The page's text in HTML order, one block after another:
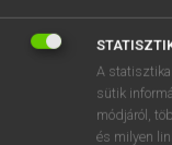
A
sütik
módjáról,
és milyen